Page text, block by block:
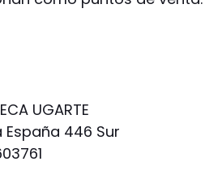
UGARTE
España 446 Sur